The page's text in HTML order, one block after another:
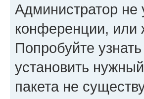
Администратор не
конференции, или
Попробуйте
установить
пакета не